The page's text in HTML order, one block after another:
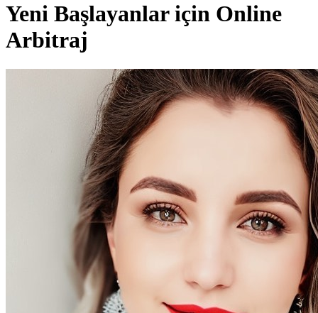
Yeni Başlayanlar için Online
Arbitraj